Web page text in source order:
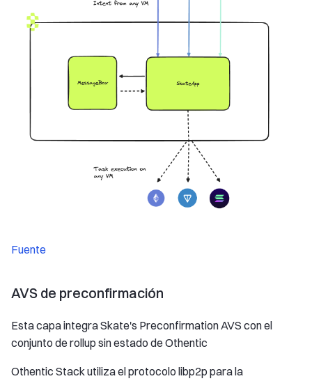
Fuente
AVS de preconfirmación
Esta capa integra Skate's Preconfirmation AVS con el
conjunto de rollup sin estado de Othentic
Othentic Stack utiliza el protocolo libp2p para la